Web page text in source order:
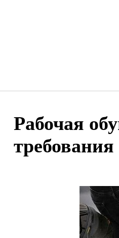
Рабочая
требования